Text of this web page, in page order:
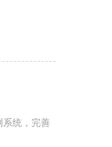
系统，完善